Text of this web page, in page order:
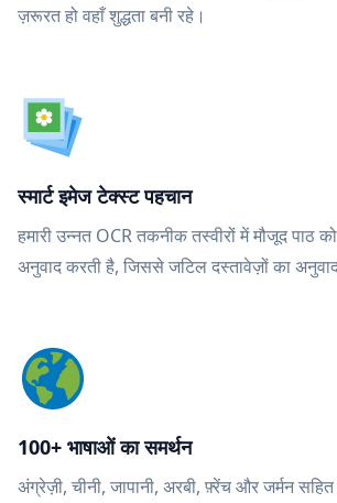
ज़रूरत हो वहाँ शुद्धता बनी रहे।
स्मार्ट इमेज टेक्स्ट पहचान
हमारी उन्नत OCR तकनीक तस्वीरों में मौजूद पाठ
अनुवाद करती है, जिससे जटिल दस्तावेज़ों का
100+ भाषाओं का समर्थन
अंग्रेज़ी, चीनी, जापानी, अरबी, फ़्रेंच और जर्मन